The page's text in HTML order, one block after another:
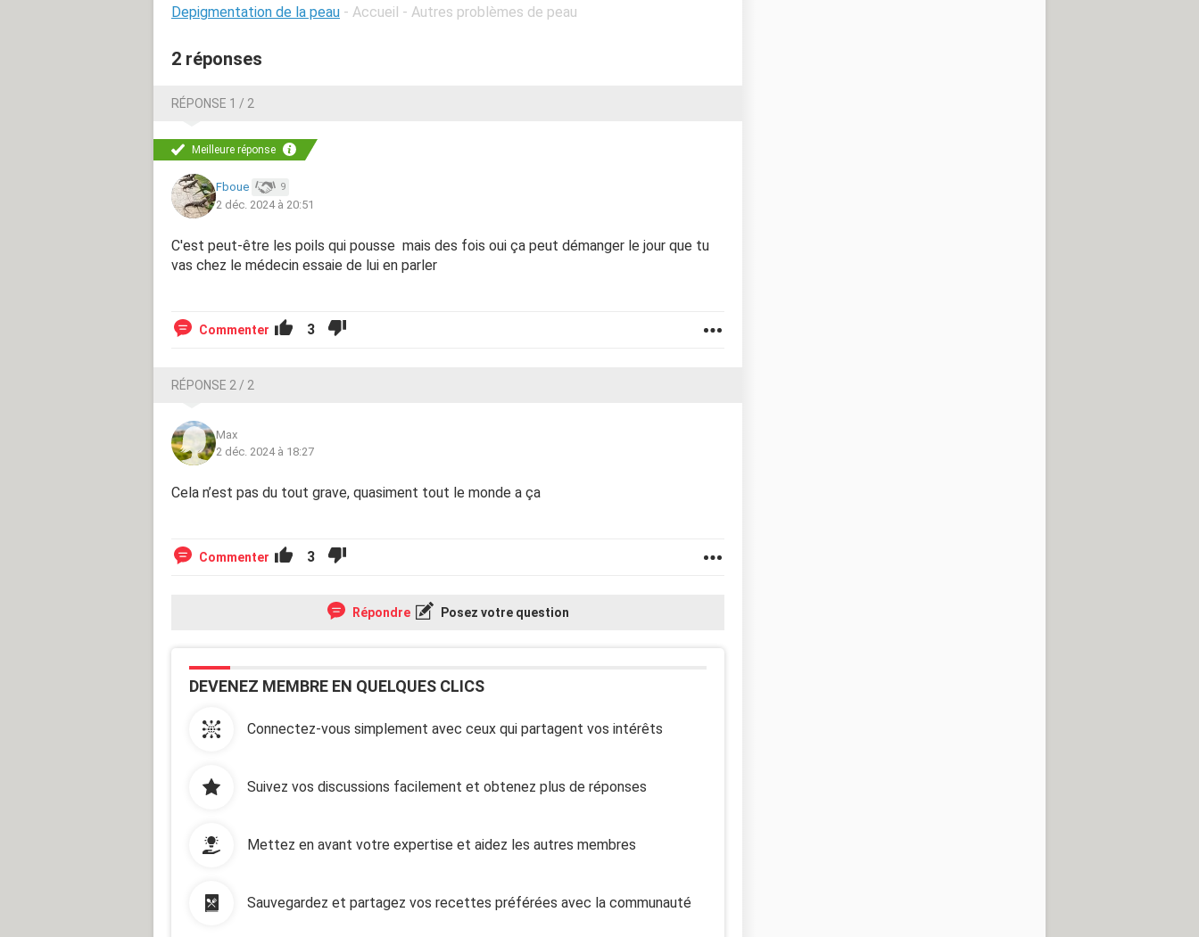
Depigmentation de la peau - Accueil - Autres problèmes de peau
2 réponses
RÉPONSE 1 / 2
Meilleure réponse
Fboue 9
2 déc. 2024 à 20:51
C'est peut-être les poils qui pousse mais des fois oui ça peut démanger le jour que tu
vas chez le médecin essaie de lui en parler
Commenter 3
RÉPONSE 2 / 2
Max
2 déc. 2024 à 18:27
Cela n’est pas du tout grave, quasiment tout le monde a ça
Commenter 3
Répondre Posez votre question
DEVENEZ MEMBRE EN QUELQUES CLICS
Connectez-vous simplement avec ceux qui partagent vos intérêts
Suivez vos discussions facilement et obtenez plus de réponses
Mettez en avant votre expertise et aidez les autres membres
Sauvegardez et partagez vos recettes préférées avec la communauté